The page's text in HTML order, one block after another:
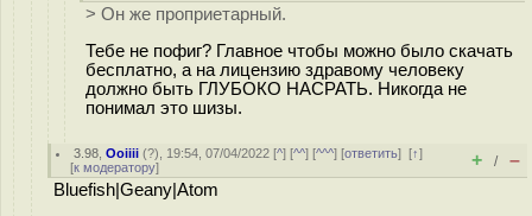
> Он же проприетарный.
Тебе не пофиг? Главное чтобы можно было скачать
бесплатно, а на лицензию здравому человеку
должно быть ГЛУБОКО НАСРАТЬ. Никогда не
понимал это шизы.
3.98 ,Ooiiii (?), 19:54, 07/04/2022 [^] [^^] [^^^] [ответить][↑]
[к модератору] + / –
Bluefish|Geany|Atom